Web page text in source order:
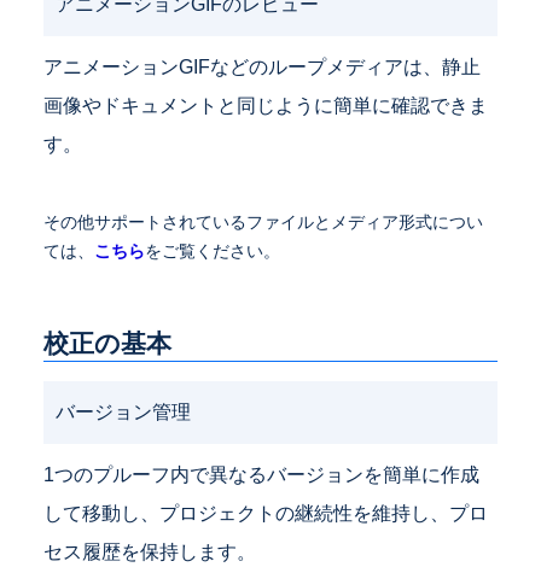
アニメーションGIFのレビュー
アニメーションGIFなどのループメディアは、静止
画像やドキュメントと同じように簡単に確認できま
す。
その他サポートされているファイルとメディア形式につい
ては、 こちらをご覧ください。
校正の基本
バージョン管理
1つのプルーフ内で異なるバージョンを簡単に作成
して移動し、プロジェクトの継続性を維持し、プロ
セス履歴を保持します。